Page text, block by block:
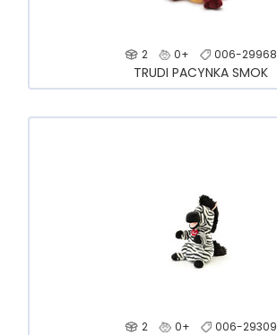
2 0+ 006-29968
TRUDI PACYNKA SMOK
2 0+ 006-29309